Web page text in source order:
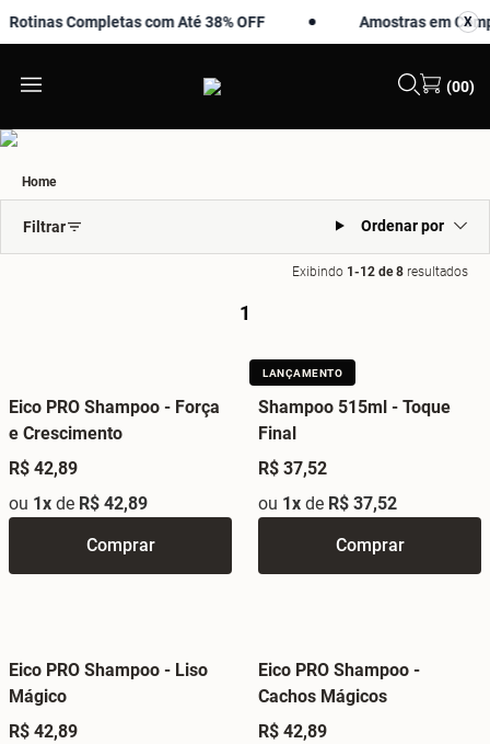
X
Completas com Até 38% OFF Amostras em
X
(00)
Home
Filtrar Ordenar por
Exibindo 1-12 de 8 resultados
1
Eico PRO Shampoo - Força
e Crescimento
R$ 42,89
ou 1x de R$ 42,89
Comprar
LANÇAMENTO
Shampoo 515ml - Toque
Final
R$ 37,52
ou 1x de R$ 37,52
Comprar
Eico PRO Shampoo - Liso
Mágico
R$ 42,89
Eico PRO Shampoo -
Cachos Mágicos
R$ 42,89